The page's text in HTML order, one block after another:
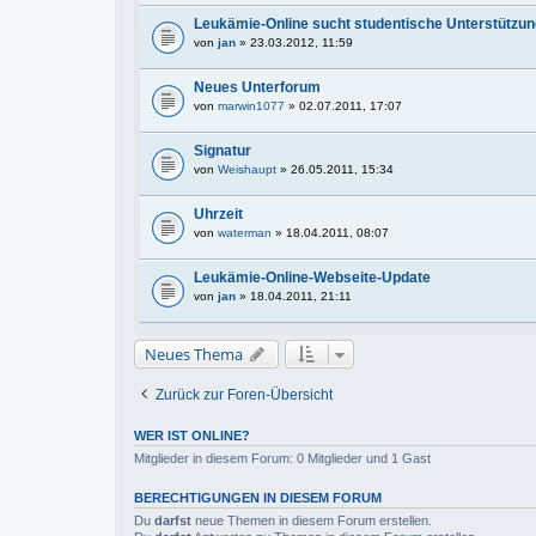
Leukämie-Online sucht studentische
von jan » 23.03.2012, 11:59
Neues Unterforum
von marwin1077 » 02.07.2011, 17:07
Signatur
von Weishaupt » 26.05.2011, 15:34
Uhrzeit
von waterman » 18.04.2011, 08:07
Leukämie-Online-Webseite-Update
von jan » 18.04.2011, 21:11
Neues Thema
Zurück zur Foren-Übersicht
WER IST ONLINE?
Mitglieder in diesem Forum: 0 Mitglieder und 1 Gast
BERECHTIGUNGEN IN DIESEM FORUM
Du darfst neue Themen in diesem Forum erstellen.